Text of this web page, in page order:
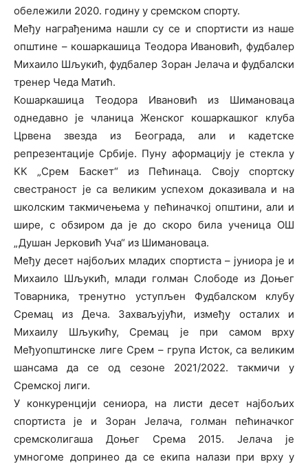
обележили 2020. годину у сремском спорту.
Међу награђенима нашли су се и спортисти из наше
општине – кошаркашица Теодора Ивановић, фудбалер
Михаило Шљукић, фудбалер Зоран Јелача и фудбалски
тренер Чеда Матић.
Кошаркашица Теодора Ивановић из Шимановаца
однедавно је чланица Женског кошаркашког клуба
Црвена звезда из Београда, али и кадетске
репрезентације Србије. Пуну аформацију је стекла у
КК „Срем Баскет“ из Пећинаца. Своју спортску
свестраност је са великим успехом доказивала и на
школским такмичењема у пећиначкој општини, али и
шире, с обзиром да је до скоро била ученица ОШ
„Душан Јерковић Уча“ из Шимановаца.
Међу десет најбољих младих спортиста – јуниора је и
Михаило Шљукић, млади голман Слободе из Доњег
Товарника, тренутно уступљен Фудбалском клубу
Сремац из Деча. Захваљујући, између осталих и
Михаилу Шљукићу, Сремац је при самом врху
Међуопштинске лиге Срем – група Исток, са великим
шансама да се од сезоне 2021/2022. такмичи у
Сремској лиги.
У конкуренцији сениора, на листи десет најбољих
спортиста је и Зоран Јелача, голман пећиначког
сремсколигаша Доњег Срема 2015. Јелача је
умногоме допринео да се екипа налази при врху у